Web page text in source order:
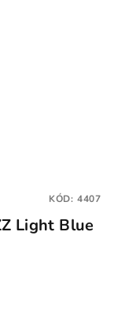
Light Blue
KÓD: 4407